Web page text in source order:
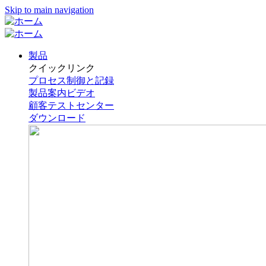
Skip to main navigation
製品
クイックリンク
プロセス制御と記録
製品案内ビデオ
顧客テストセンター
ダウンロード